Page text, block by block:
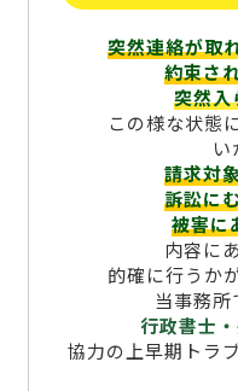
突然連絡が取
約束さ
突然
この様な状態
い
請求対
訴訟に
被害に
内容に
的確に行うか
当事務
行政書士
協力の上早期トラ